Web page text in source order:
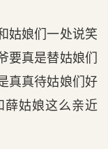
姑娘们一处说笑
要真是替姑娘们
真真待姑娘们好
姑娘这么亲近